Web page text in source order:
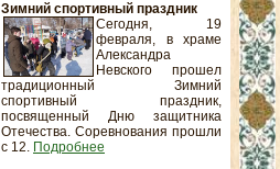
Зимний спортивный праздник
Сегодня, 19
февраля, в храме
Александра
Невского прошел
традиционный Зимний
спортивный праздник,
посвященный Дню защитника
Отечества. Соревнования прошли
с 12. Подробнее